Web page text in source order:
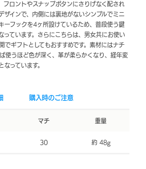
ロントやスナップボタンにさりげなく配され
ザインで、内側には裏地がないシンプルでミニ
ーフックを4ヶ所設けているため、普段使う鍵
っています。さらにこちらは、男女共にお使い
でギフトとしてもおすすめです。素材にはナチ
使うほど色が深く、革が柔らかくなり、経年変
っています。
購入時のご注意
マチ
30
重量
約 48g